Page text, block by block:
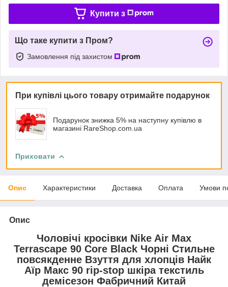
Купити з
Що таке купити з Пром?
Замовлення під захистом
При купівлі цього товару отримайте подарунок
Подарунок знижка 5% на наступну купівлю в
магазині RareShop.com.ua
Приховати
Опис Характеристики Доставка Оплата Умови
Опис
Чоловічі кросівки Nike Air Max
Terrascape 90 Core Black Чорні Стильне
повсякденне Взуття для хлопців Найк
Аїр Макс 90 rip-stop шкіра текстиль
демісезон Фабричний Китай